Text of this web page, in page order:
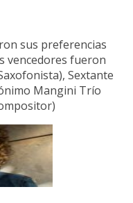
sus preferencias
vencedores fueron
Sextante
Mangini Trío